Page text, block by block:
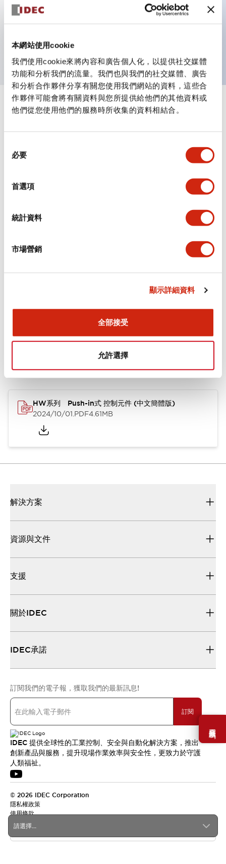
本網站使用cookie
我們使用cookie來將內容和廣告個人化，以提供社交媒體
功能和分析我們的流量。我們也與我們的社交媒體、廣告
和分析合作夥伴分享有關您使用我們網站的資料，這些合
作夥伴可能會將有關資料與您所提供給他們的其他資料或
他們從您使用他們的服務時所收集的資料相結合。
必要
首選項
統計資料
市場營銷
顯示詳細資料
全部接受
允許選擇
需要幫助嗎？
主要特點
240VAC
規格
審美規範
電氣規範
環境規範
機械規格
HW系列 Push-in式 控制元件 (中文簡體版)
2024/10/01.PDF4.61MB
請選擇...
解決方案
資源與文件
支援
關於IDEC
IDEC承諾
訂閱我們的電子報，獲取我們的最新訊息!
訂閱
IDEC 提供全球性的工業控制、安全與自動化解決方案，推出
創新產品與服務，提升現場作業效率與安全性，更致力於守護
人類福祉。
© 2026 IDEC Corporation
隱私權政策
使用條款
台灣